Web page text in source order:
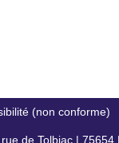
(non conforme)
de Tolbiac | 75654